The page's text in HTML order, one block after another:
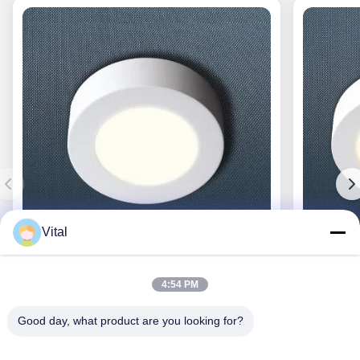
Ottenga il migliore prezzo
Vital
4:54 PM
Good day, what product are you looking for?